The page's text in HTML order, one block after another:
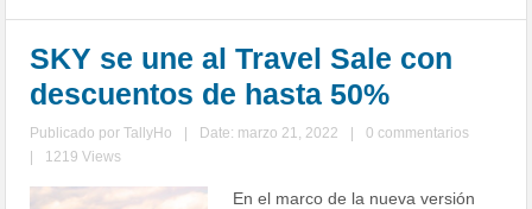
SKY se une al Travel Sale con
descuentos de hasta 50%
Publicado porTallyHo Date: marzo 21, 2022
0 commentarios
1219 Views
En el marco de la nueva versión